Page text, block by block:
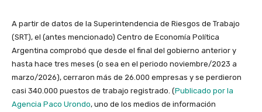
A partir de datos de la Superintendencia de Riesgos de Trabajo
(SRT), el (antes mencionado) Centro de Economía Política
Argentina comprobó que desde el final del gobierno anterior y
hasta hace tres meses (o sea en el periodo noviembre/2023 a
marzo/2026), cerraron más de 26.000 empresas y se perdieron
casi 340.000 puestos de trabajo registrado. (Publicado por la
Agencia Paco Urondo, uno de los medios de información